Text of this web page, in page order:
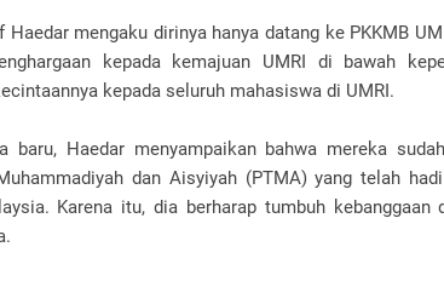
Haedar mengaku dirinya hanya datang ke PKKMB
kepada kemajuan UMRI di bawah
kepada seluruh mahasiswa di UMRI.
baru, Haedar menyampaikan bahwa mereka
dan Aisyiyah (PTMA) yang telah
Karena itu, dia berharap tumbuh kebanggaan